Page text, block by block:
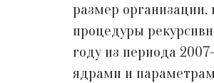
размер организации,
процедуры
году из периода
ядрами и